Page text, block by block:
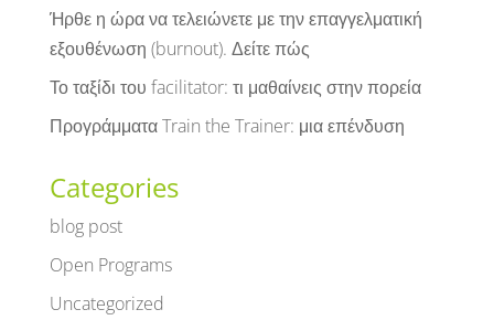
Ήρθε η ώρα να τελειώνετε με την επαγγελματική
εξουθένωση (burnout). Δείτε πώς
Το ταξίδι του facilitator: τι μαθαίνεις στην πορεία
Προγράμματα Train the Trainer: μια επένδυση
Categories
blog post
Open Programs
Uncategorized